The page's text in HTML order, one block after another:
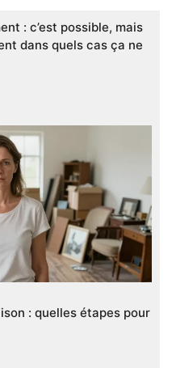
: c’est possible, mais
dans quels cas ça ne
: quelles étapes pour